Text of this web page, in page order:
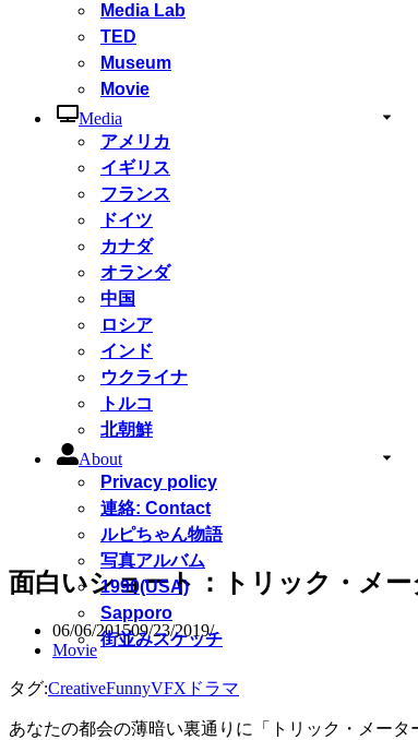
Media Lab
TED
Museum
Movie
Media
アメリカ
イギリス
フランス
ドイツ
カナダ
オランダ
中国
ロシア
インド
ウクライナ
トルコ
北朝鮮
About
Privacy policy
連絡: Contact
ルピちゃん物語
写真アルバム
1990(USA)
Sapporo
街並みスケッチ
面白いショート：トリック・メー
06/06/201509/23/2019
Movie
タグ:CreativeFunnyVFX ドラマ
あなたの都会の薄暗い裏通りに「トリック・メー